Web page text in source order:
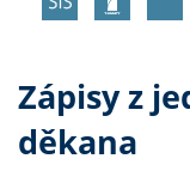
Zápisy z
děkana